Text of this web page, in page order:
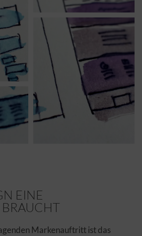
EINE
BRAUCHT
Markenauftritt ist das